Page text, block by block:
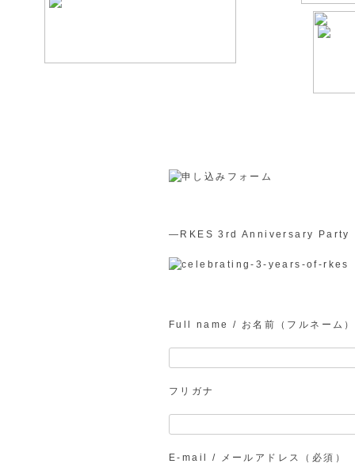
―RKES 3rd Anniversary Party（
Full name / お名前（フルネーム
フリガナ
E-mail / メールアドレス（必須）